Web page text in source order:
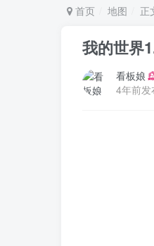
首页 地图 正
我的世界
看板娘
4年前发